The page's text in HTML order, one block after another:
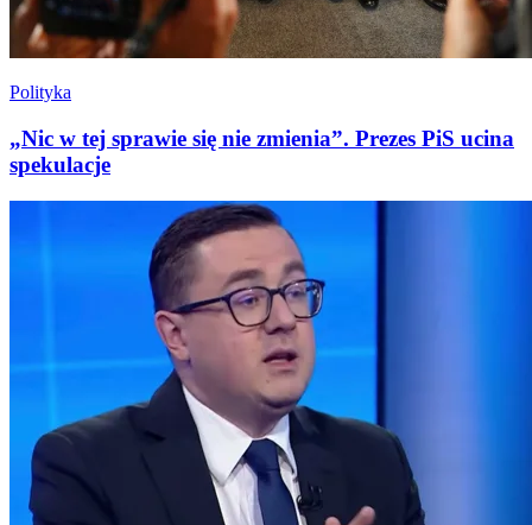
Polityka
„Nic w tej sprawie się nie zmienia”. Prezes PiS ucina
spekulacje